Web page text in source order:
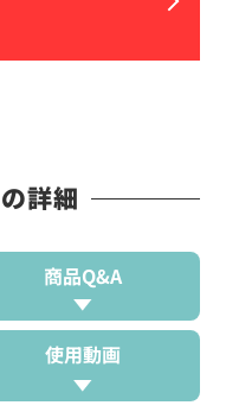
詳細
商品Q&A
使用動画